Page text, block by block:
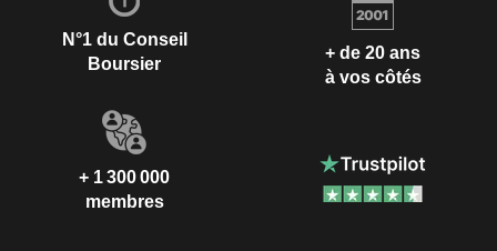
N°1 du Conseil
Boursier
+ de 20 ans
à vos côtés
+ 1 300 000
membres